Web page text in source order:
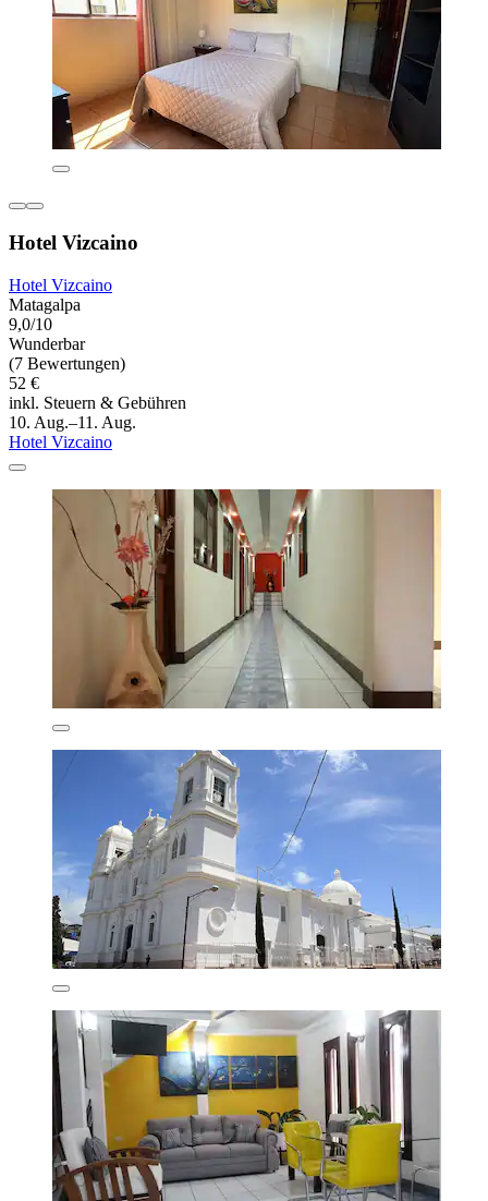
Hotel Vizcaino
Hotel Vizcaino
Matagalpa
9,0/10
Wunderbar
(7 Bewertungen)
52 €
inkl. Steuern & Gebühren
10. Aug.–11. Aug.
Hotel Vizcaino